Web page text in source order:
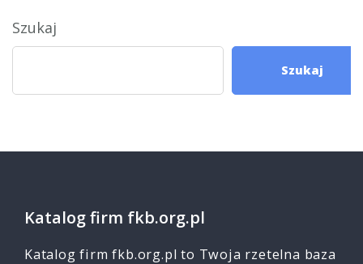
Szukaj
Szukaj
Katalog firm fkb.org.pl
Katalog firm fkb.org.pl to Twoja rzetelna baza